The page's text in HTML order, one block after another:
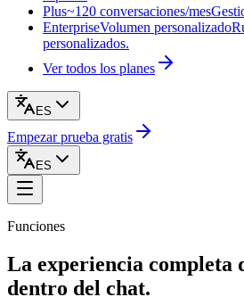
Plus~120 conversaciones/mes
EnterpriseVolumen personalizado
personalizados.
Ver todos los planes
ES
Empezar prueba gratis
ES
Funciones
La experiencia completa
dentro del chat.